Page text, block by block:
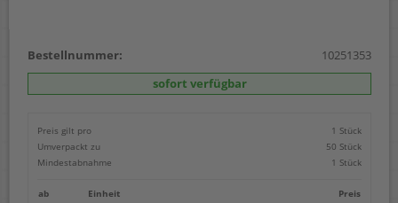
Bestellnummer:
10251353
sofort verfügbar
Preis gilt pro
1 Stück
Umverpackt zu
50 Stück
Mindestabnahme
1 Stück
ab Einheit
Preis